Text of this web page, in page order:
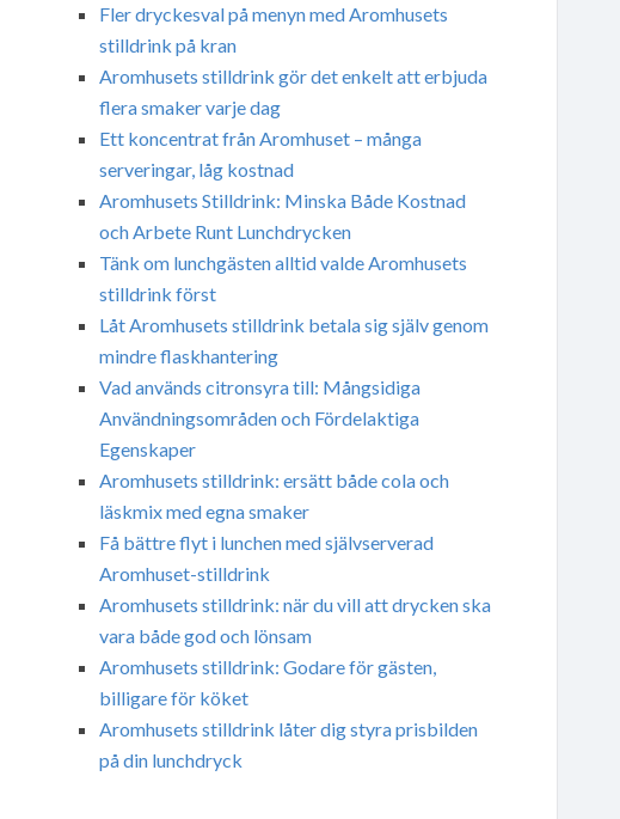
Fler dryckesval på menyn med Aromhusets
stilldrink på kran
Aromhusets stilldrink gör det enkelt att erbjuda
flera smaker varje dag
Ett koncentrat från Aromhuset – många
serveringar, låg kostnad
Aromhusets Stilldrink: Minska Både Kostnad
och Arbete Runt Lunchdrycken
Tänk om lunchgästen alltid valde Aromhusets
stilldrink först
Låt Aromhusets stilldrink betala sig själv genom
mindre flaskhantering
Vad används citronsyra till: Mångsidiga
Användningsområden och Fördelaktiga
Egenskaper
Aromhusets stilldrink: ersätt både cola och
läskmix med egna smaker
Få bättre flyt i lunchen med självserverad
Aromhuset-stilldrink
Aromhusets stilldrink: när du vill att drycken ska
vara både god och lönsam
Aromhusets stilldrink: Godare för gästen,
billigare för köket
Aromhusets stilldrink låter dig styra prisbilden
på din lunchdryck